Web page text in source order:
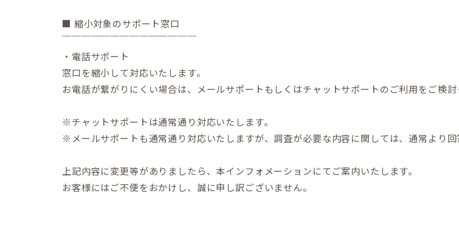
■ 縮小対象のサポート窓口
￣￣￣￣￣￣￣￣￣￣￣￣￣￣
・電話サポート
窓口を縮小して対応いたします。
お電話が繋がりにくい場合は、メールサポートもしくはチャットサポートのご利用をご検討
※チャットサポートは通常通り対応いたします。
※メールサポートも通常通り対応いたしますが、調査が必要な内容に関しては、通常より回
上記内容に変更等がありましたら、本インフォメーションにてご案内いたします。
お客様にはご不便をおかけし、誠に申し訳ございません。